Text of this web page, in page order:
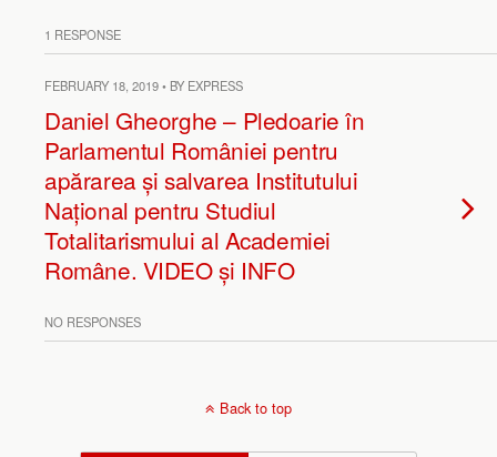
1 RESPONSE
FEBRUARY 18, 2019 • BY EXPRESS
Daniel Gheorghe – Pledoarie în
Parlamentul României pentru
apărarea și salvarea Institutului
Național pentru Studiul
Totalitarismului al Academiei
Române. VIDEO și INFO
NO RESPONSES
Back to top